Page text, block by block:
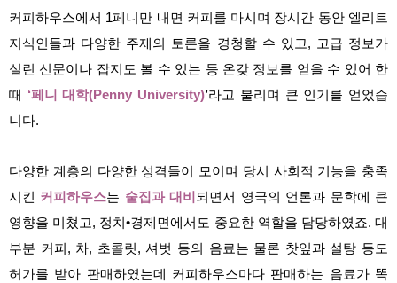
커피하우스에서 1페니만 내면 커피를 마시며 장시간 동안 엘리트
지식인들과 다양한 주제의 토론을 경청할 수 있고, 고급 정보가
실린 신문이나 잡지도 볼 수 있는 등 온갖 정보를 얻을 수 있어 한
때
‘페니 대학(Penny University)’라고 불리며 큰 인기를 얻었습
니다.
다양한 계층의 다양한 성격들이 모이며 당시 사회적 기능을 충족
시킨
커피하우스는 술집과 대비 되면서 영국의 언론과 문학에 큰
영향을 미쳤고, 정치•경제면에서도 중요한 역할을 담당하였죠. 대
부분 커피, 차, 초콜릿, 셔벗 등의 음료는 물론 찻잎과 설탕 등도
허가를 받아 판매하였는데 커피하우스마다 판매하는 음료가 똑